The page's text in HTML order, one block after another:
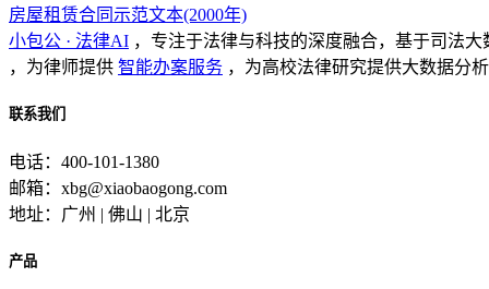
房屋租赁合同示范文本(2000年)
小包公 · 法律AI ，专注于法律与科技的深度融合，基于司法
，为律师提供 智能办案服务 ，为高校法律研究提供大数据分
联系我们
电话：400-101-1380
邮箱：xbg@xiaobaogong.com
地址：广州 | 佛山 | 北京
产品